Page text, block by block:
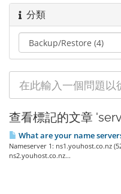
分類
查看標記的文章
What are your name
Nameserver 1: ns1.youhost.co.nz
ns2.youhost.co.nz...